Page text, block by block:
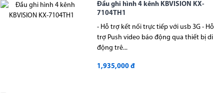
Đầu ghi hình 4 kênh KBVISION KX-
7104TH1
- Hỗ trợ kết nối trực tiếp với usb 3G - Hỗ
trợ Push video báo động qua thiết bị di
động trê...
1,935,000 đ